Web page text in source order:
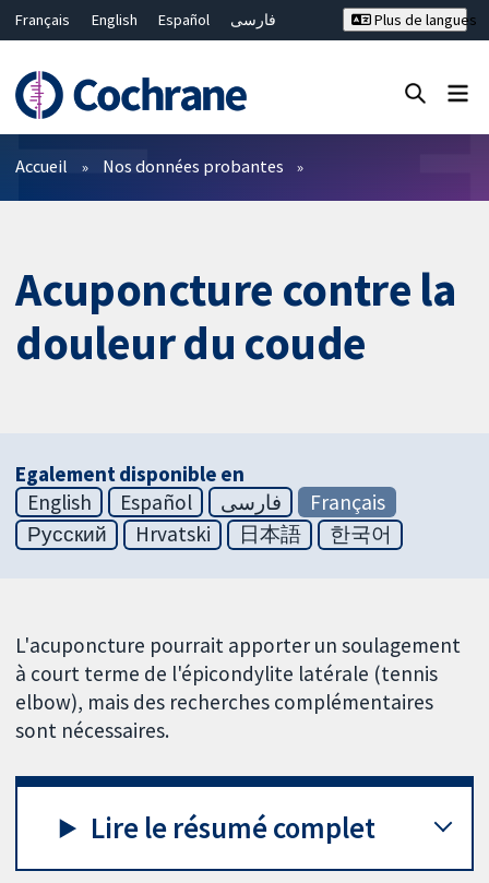
Français English Español
فارسی
Bahasa Malaysia
ไทย
繁體中文
简体中文
Plus de langues
Filtres
Accueil Nos données probantes
Acuponcture contre la
douleur du coude
Egalement disponible en
English
Español فارسی
Français
Русский
Hrvatski 日本語 한국어
L'acuponcture pourrait apporter un soulagement
à court terme de l'épicondylite latérale (tennis
elbow), mais des recherches complémentaires
sont nécessaires.
Lire le résumé complet